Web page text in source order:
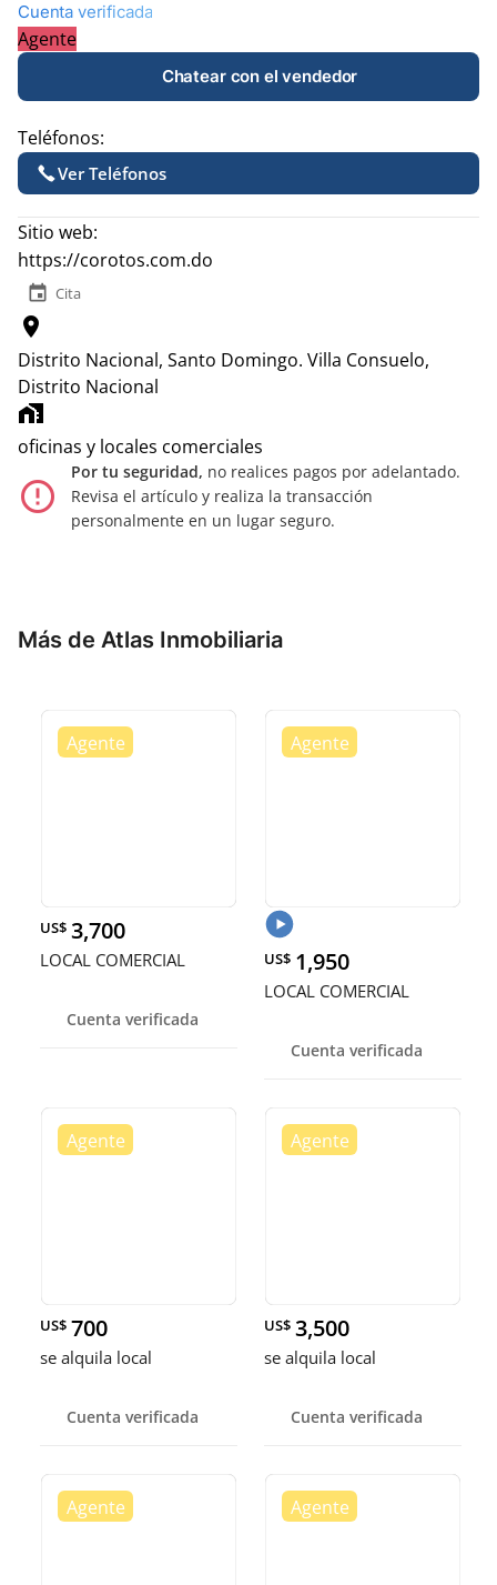
Cuenta verificada
Agente
Chatear con el vendedor
Teléfonos:
Ver Teléfonos
Sitio web:
https://corotos.com.do
event Cita
location_on
Distrito Nacional, Santo Domingo. Villa Consuelo,
Distrito Nacional
home_work
oficinas y locales comerciales
error_outline
Por tu seguridad, no realices pagos por adelantado.
Revisa el artículo y realiza la transacción
personalmente en un lugar seguro.
Más de Atlas Inmobiliaria
US$ 3,700
LOCAL COMERCIAL
Cuenta verificada
US$ 1,950
LOCAL COMERCIAL
Cuenta verificada
US$ 700
se alquila local
Cuenta verificada
US$ 3,500
se alquila local
Cuenta verificada